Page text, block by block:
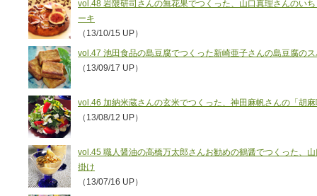
vol.48 岩隈研司さんの無花果でつくった、山口真理さんのい
ーキ
（13/10/15 UP）
vol.47 池田食品の島豆腐でつくった新崎亜子さんの島豆腐の
（13/09/17 UP）
vol.46 加納米蔵さんの玄米でつくった、神田麻帆さんの「胡
（13/08/12 UP）
vol.45 職人醤油の高橋万太郎さんお勧めの鶴醤でつくった、
掛け
（13/07/16 UP）